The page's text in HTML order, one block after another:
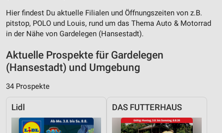
Hier findest Du aktuelle Filialen und Öffnungszeiten von z.B.
pitstop, POLO und Louis, rund um das Thema Auto & Motorrad
in der Nähe von Gardelegen (Hansestadt).
Aktuelle Prospekte für Gardelegen
(Hansestadt) und Umgebung
34 Prospekte
Lidl DAS FUTTERHAUS